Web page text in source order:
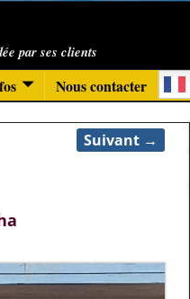
par ses clients
Nous contacter
Suivant →